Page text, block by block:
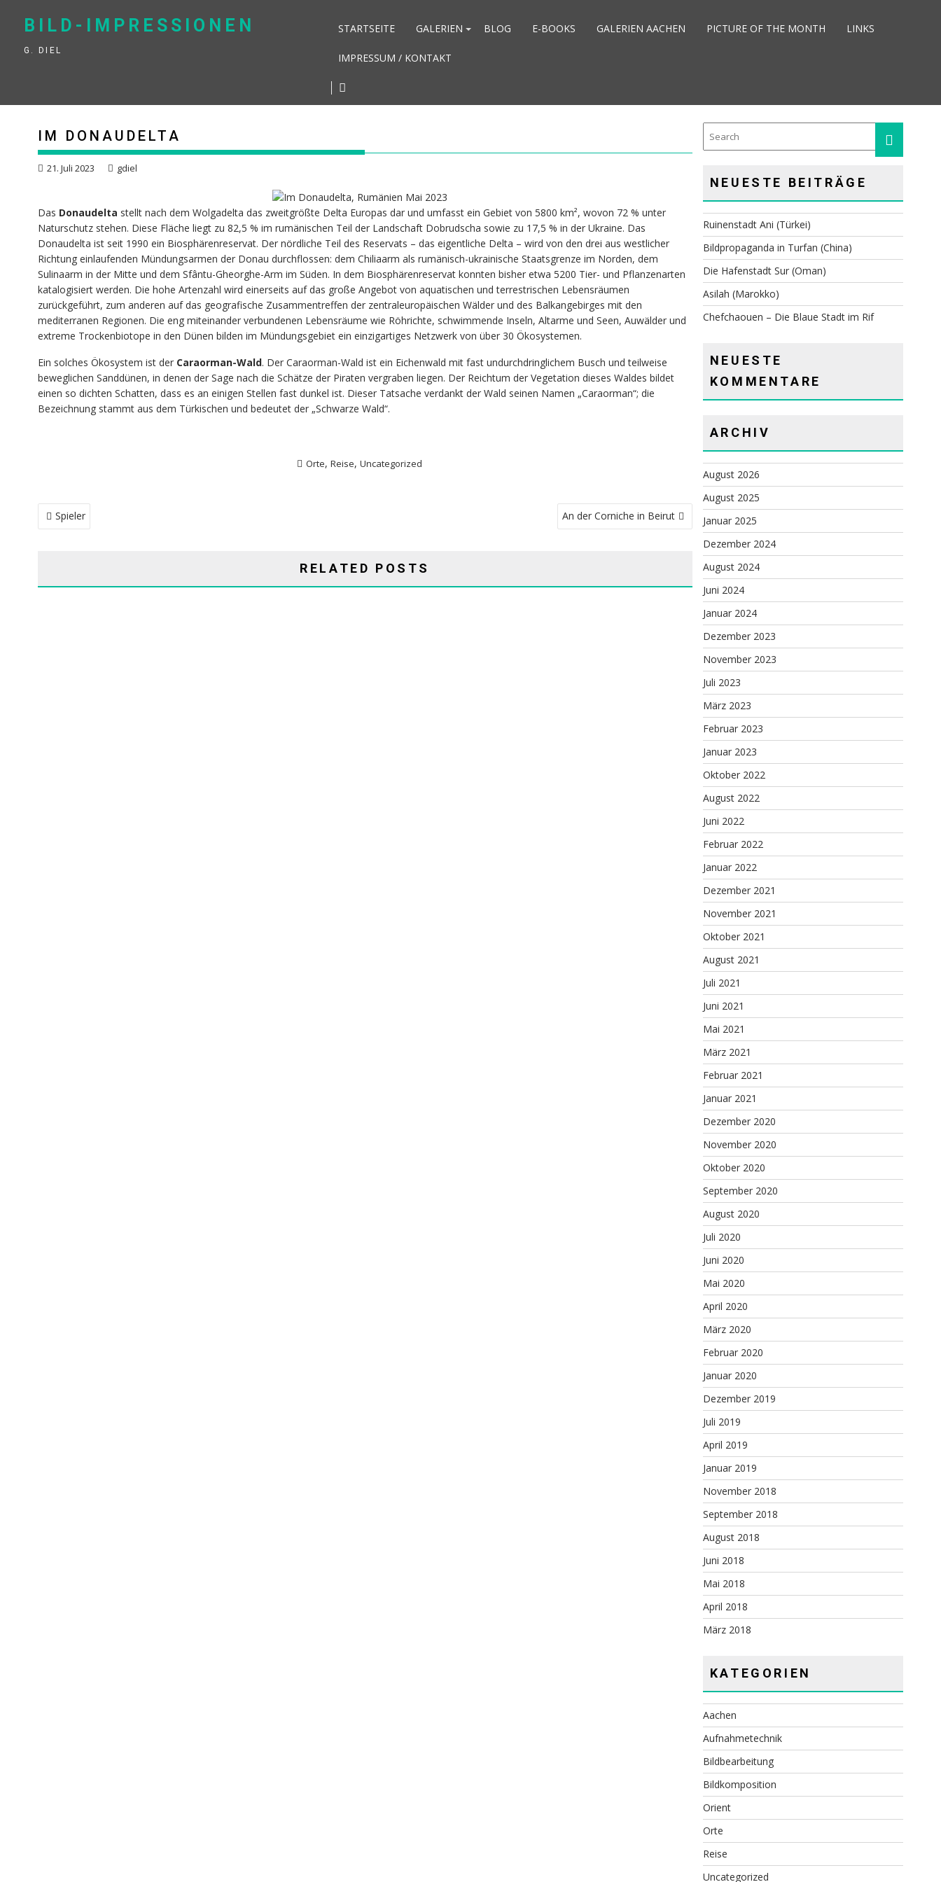
BILD-IMPRESSIONEN
G. DIEL
STARTSEITE GALERIEN BLOG E-BOOKS GALERIEN AACHEN PICTURE OF THE MONTH LINKS
IMPRESSUM / KONTAKT
IM DONAUDELTA
21. Juli 2023 gdiel
Das Donaudelta stellt nach dem Wolgadelta das zweitgrößte Delta Europas dar und umfasst ein Gebiet von 5800 km², wovon 72 % unter
Naturschutz stehen. Diese Fläche liegt zu 82,5 % im rumänischen Teil der Landschaft Dobrudscha sowie zu 17,5 % in der Ukraine. Das
Donaudelta ist seit 1990 ein Biosphärenreservat. Der nördliche Teil des Reservats – das eigentliche Delta – wird von den drei aus westlicher
Richtung einlaufenden Mündungsarmen der Donau durchflossen: dem Chiliaarm als rumänisch-ukrainische Staatsgrenze im Norden, dem
Sulinaarm in der Mitte und dem Sfântu-Gheorghe-Arm im Süden. In dem Biosphärenreservat konnten bisher etwa 5200 Tier- und Pflanzenarten
katalogisiert werden. Die hohe Artenzahl wird einerseits auf das große Angebot von aquatischen und terrestrischen Lebensräumen
zurückgeführt, zum anderen auf das geografische Zusammentreffen der zentraleuropäischen Wälder und des Balkangebirges mit den
mediterranen Regionen. Die eng miteinander verbundenen Lebensräume wie Röhrichte, schwimmende Inseln, Altarme und Seen, Auwälder und
extreme Trockenbiotope in den Dünen bilden im Mündungsgebiet ein einzigartiges Netzwerk von über 30 Ökosystemen.
Ein solches Ökosystem ist der Caraorman-Wald. Der Caraorman-Wald ist ein Eichenwald mit fast undurchdringlichem Busch und teilweise
beweglichen Sanddünen, in denen der Sage nach die Schätze der Piraten vergraben liegen. Der Reichtum der Vegetation dieses Waldes bildet
einen so dichten Schatten, dass es an einigen Stellen fast dunkel ist. Dieser Tatsache verdankt der Wald seinen Namen „Caraorman“; die
Bezeichnung stammt aus dem Türkischen und bedeutet der „Schwarze Wald“.
Orte,Reise,Uncategorized
BEITRAGSNAVIGATION
Spieler An der Corniche in Beirut
RELATED POSTS
NEUESTE BEITRÄGE
Ruinenstadt Ani (Türkei)
Bildpropaganda in Turfan (China)
Die Hafenstadt Sur (Oman)
Asilah (Marokko)
Chefchaouen – Die Blaue Stadt im Rif
NEUESTE
KOMMENTARE
ARCHIV
August 2026
August 2025
Januar 2025
Dezember 2024
August 2024
Juni 2024
Januar 2024
Dezember 2023
November 2023
Juli 2023
März 2023
Februar 2023
Januar 2023
Oktober 2022
August 2022
Juni 2022
Februar 2022
Januar 2022
Dezember 2021
November 2021
Oktober 2021
August 2021
Juli 2021
Juni 2021
Mai 2021
März 2021
Februar 2021
Januar 2021
Dezember 2020
November 2020
Oktober 2020
September 2020
August 2020
Juli 2020
Juni 2020
Mai 2020
April 2020
März 2020
Februar 2020
Januar 2020
Dezember 2019
Juli 2019
April 2019
Januar 2019
November 2018
September 2018
August 2018
Juni 2018
Mai 2018
April 2018
März 2018
KATEGORIEN
Aachen
Aufnahmetechnik
Bildbearbeitung
Bildkomposition
Orient
Orte
Reise
Uncategorized